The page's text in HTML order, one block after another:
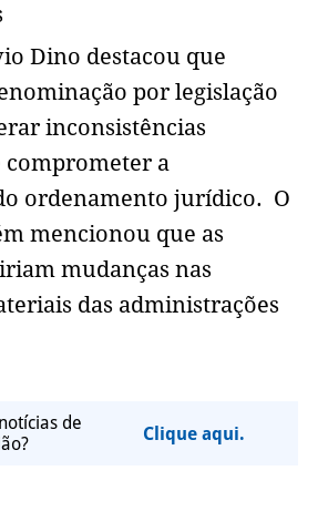
Dino destacou que
por legislação
inconsistências
a
ordenamento jurídico. O
mencionou que as
mudanças nas
das administrações
de
Clique aqui.